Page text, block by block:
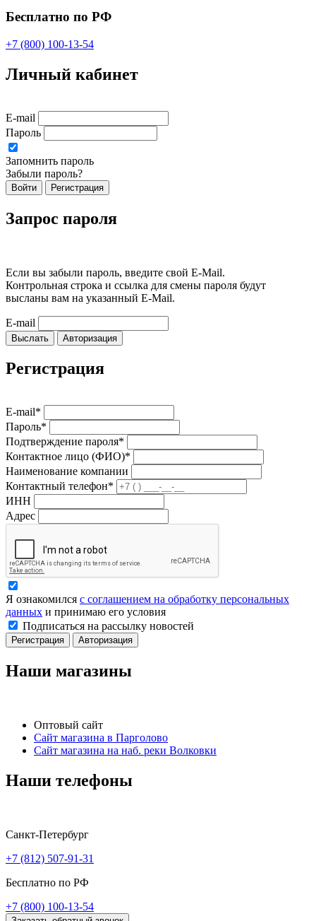
Бесплатно по РФ
+7 (800) 100-13-54
Личный кабинет
E-mail
Пароль
Запомнить пароль
Забыли пароль?
Войти Регистрация
Запрос пароля
Если вы забыли пароль, введите свой E-Mail.
Контрольная строка и ссылка для смены пароля будут
высланы вам на указанный E-Mail.
E-mail
Выслать Авторизация
Регистрация
E-mail*
Пароль*
Подтверждение пароля*
Контактное лицо (ФИО)*
Наименование компании
Контактный телефон*
ИНН
Адрес
Я ознакомился с соглашением на обработку персональных
данных и принимаю его условия
Подписаться на рассылку новостей
Регистрация Авторизация
Наши магазины
Оптовый сайт
Сайт магазина в Парголово
Сайт магазина на наб. реки Волковки
Наши телефоны
Санкт-Петербург
+7 (812) 507-91-31
Бесплатно по РФ
+7 (800) 100-13-54